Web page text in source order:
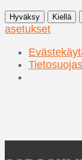
Hyväksy Kiellä
asetukset